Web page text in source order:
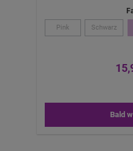
Pink Schwarz
Bald